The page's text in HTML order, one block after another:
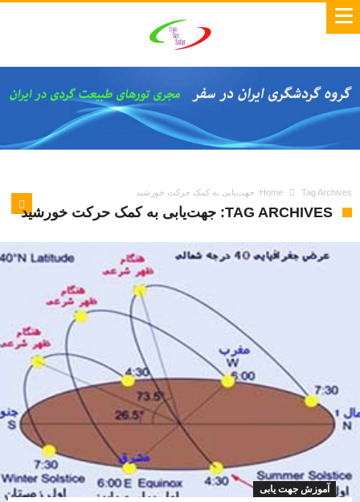
Home Tag Archives: جهت‌یابی به کمک حرکت خورشید
TAG ARCHIVES: جهت‌یابی به کمک حرکت خورشید
آموزش جهت یابی